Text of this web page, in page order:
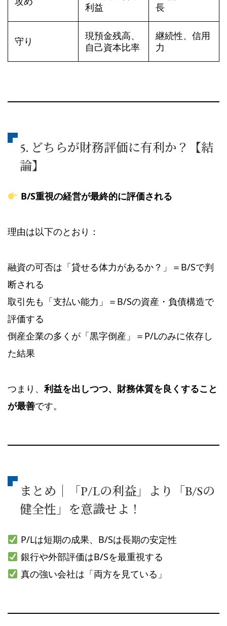
利益
長
守り
現預金残高、
自己資本比率
継続性、信用
力
5. どちらが財務評価に有利か？【結
論】
B/S重視の経営が最終的に評価される
理由は以下のとおり：
融資の可否は「貸せる体力があるか？」＝B/Sで判
断される
取引先も「支払い能力」＝B/Sの資産・負債構造で
評価する
倒産企業の多くが「黒字倒産」＝P/Lのみに依存し
た結果
つまり、利益を出しつつ、財務体質を良くすること
が最善です。
まとめ｜「P/Lの利益」より「B/Sの
健全性」を意識せよ！
P/Lは短期の成果、B/Sは長期の安定性
銀行や外部評価はB/Sを最重視する
真の強い会社は「両方を見ている」